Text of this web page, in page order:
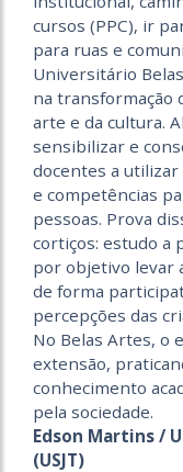
cursos (PPC), ir
para ruas e
Universitário
na transformação
arte e da cultura.
sensibilizar e
docentes a
e competências
pessoas. Prova
cortiços: estudo a
por objetivo levar
de forma
percepções das
No Belas Artes, o
extensão,
conhecimento
pela sociedade.
Edson Martins /
(USJT)